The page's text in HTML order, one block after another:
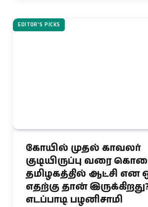
EDITOR'S PICKS
கோயில் முதல் காவலர்
குடியிருப்பு வரை
தமிழகத்தில் ஆட்சி என
எதற்கு தான்
எடப்பாடி பழனிசாமி